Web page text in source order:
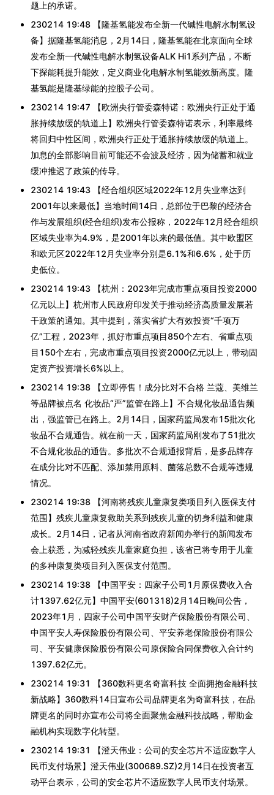
题上的承诺。
230214 19:48 【隆基氢能发布全新一代碱性电解水制氢设
备】据隆基氢能消息，2月14日，隆基氢能在北京面向全球
发布全新一代碱性电解水制氢设备ALK Hi1系列产品，不断
下探能耗提升能效，定义商业化电解水制氢能效新高度。隆
基氢能是隆基绿能的控股子公司。
230214 19:47 【欧洲央行管委森特诺：欧洲央行正处于通
胀持续放缓的轨道上】欧洲央行管委森特诺表示，利率最终
将回归中性区间，欧洲央行正处于通胀持续放缓的轨道上。
加息的全部影响目前可能还不会波及经济，因为储蓄和就业
缓冲推迟了政策的传导。
230214 19:43 【经合组织区域2022年12月失业率达到
2001年以来最低】当地时间14日，总部位于巴黎的经济合
作与发展组织(经合组织)发布公报称，2022年12月经合组织
区域失业率为4.9%，是2001年以来的最低值。其中欧盟区
和欧元区2022年12月失业率分别是6.1%和6.6%，处于历
史低位。
230214 19:43 【杭州：2023年完成市重点项目投资2000
亿元以上】杭州市人民政府印发关于推动经济高质量发展若
干政策的通知。其中提到，落实省扩大有效投资“千项万
亿”工程，2023年，抓好市重点项目850个左右、省重点项
目150个左右，完成市重点项目投资2000亿元以上，带动固
定资产投资增长6%以上。
230214 19:38 【立即停售！成分比对不合格 兰蔻、美维兰
等品牌被点名 化妆品“严”监管在路上】不合规化妆品通告频
出，强监管已在路上。2月14日，国家药监局发布15批次化
妆品不合规通告。就在前一天，国家药监局刚发布了51批次
不合规化妆品的通告。多批次不合规通报背后，是多品牌存
在成分比对不匹配、添加禁用原料、菌落总数不合规等违规
情况。
230214 19:38 【河南将残疾儿童康复类项目列入医保支付
范围】残疾儿童康复救助关系到残疾儿童的切身利益和健康
成长。2月14日，记者从河南省政府新闻办举行的新闻发布
会上获悉，为减轻残疾儿童家庭负担，该省已将专用于儿童
的多种康复类项目列入医保支付范围。
230214 19:38 【中国平安：四家子公司1月原保费收入合
计1397.62亿元】中国平安(601318)2月14日晚间公告，
2023年1月，四家子公司中国平安财产保险股份有限公司、
中国平安人寿保险股份有限公司、平安养老保险股份有限公
司、平安健康保险股份有限公司原保险合同保费收入合计约
1397.62亿元。
230214 19:31 【360数科更名奇富科技 全面拥抱金融科技
新战略】360数科14日宣布公司品牌更名为奇富科技，在品
牌更名的同时亦宣布公司将全面聚焦金融科技战略，帮助金
融机构实现数字化转型。
230214 19:31 【澄天伟业：公司的安全芯片不适应数字人
民币支付场景】澄天伟业(300689.SZ)2月14日在投资者互
动平台表示，公司的安全芯片不适应数字人民币支付场景。